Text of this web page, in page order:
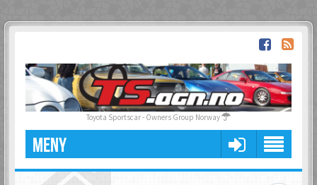
Toyota Sportscar - Owners Group Norway
MENY